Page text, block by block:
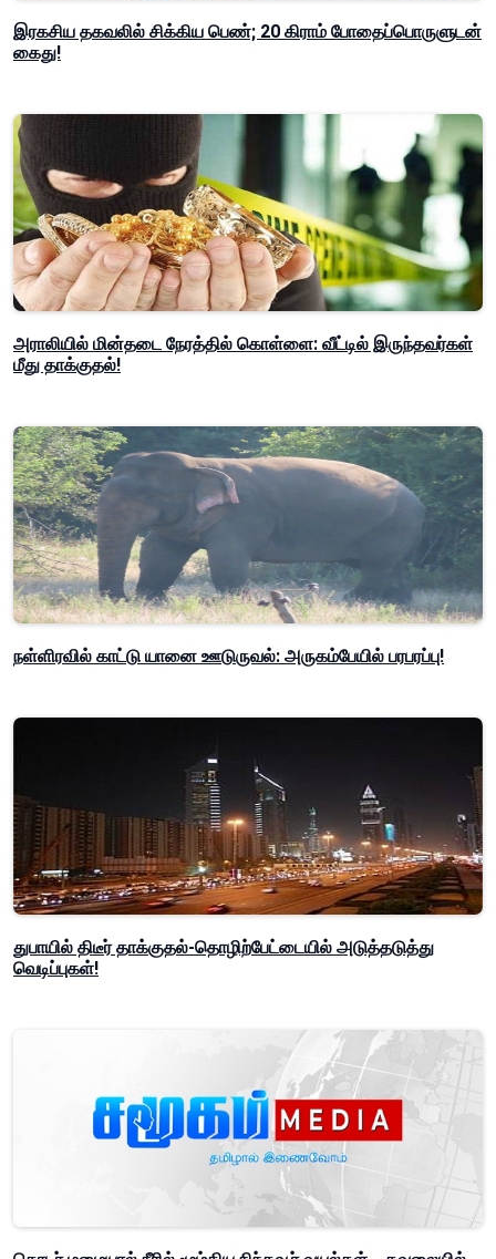
இரகசிய தகவலில் சிக்கிய பெண்; 20 கிராம் போதைப்பொருளுடன்
கைது!
அராலியில் மின்தடை நேரத்தில் கொள்ளை: வீட்டில் இருந்தவர்கள்
மீது தாக்குதல்!
நள்ளிரவில் காட்டு யானை ஊடுருவல்: அருகம்பேயில் பரபரப்பு!
துபாயில் திடீர் தாக்குதல்-தொழிற்பேட்டையில் அடுத்தடுத்து
வெடிப்புகள்!